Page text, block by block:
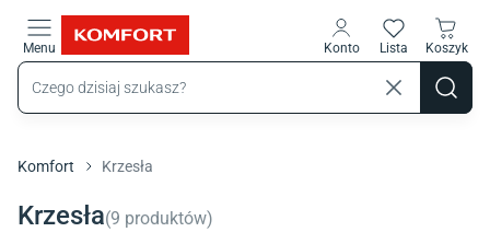
Menu Konto Lista Koszyk
Komfort Krzesła
Krzesła(9 produktów)